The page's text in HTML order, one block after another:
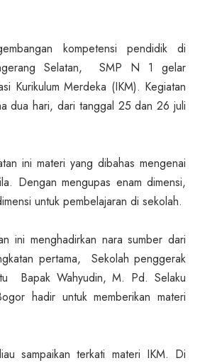
kompetensi pendidik di
Selatan, SMP N 1 gelar
Kurikulum Merdeka (IKM). Kegiatan
dua hari, dari tanggal 25 dan 26 juli
ini materi yang dibahas mengenai
Dengan mengupas enam dimensi,
untuk pembelajaran di sekolah.
ini menghadirkan nara sumber dari
pertama, Sekolah penggerak
Bapak Wahyudin, M. Pd. Selaku
hadir untuk memberikan materi
sampaikan terkati materi IKM. Di